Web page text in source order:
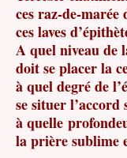
ces raz-de-marée
ces laves
A quel niveau de
doit se placer la
à quel degré de
se situer l’accord
à quelle
la prière sublime